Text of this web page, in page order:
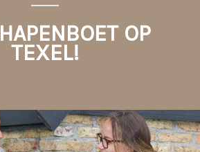
HAPENBOET OP
TEXEL!